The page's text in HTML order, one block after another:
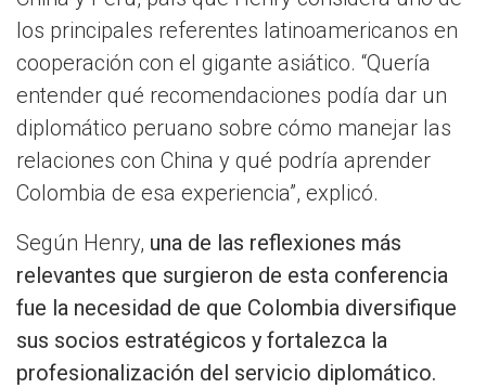
los principales referentes latinoamericanos en
cooperación con el gigante asiático. “Quería
entender qué recomendaciones podía dar un
diplomático peruano sobre cómo manejar las
relaciones con China y qué podría aprender
Colombia de esa experiencia”, explicó.
Según Henry, una de las reflexiones más
relevantes que surgieron de esta conferencia
fue la necesidad de que Colombia diversifique
sus socios estratégicos y fortalezca la
profesionalización del servicio diplomático.